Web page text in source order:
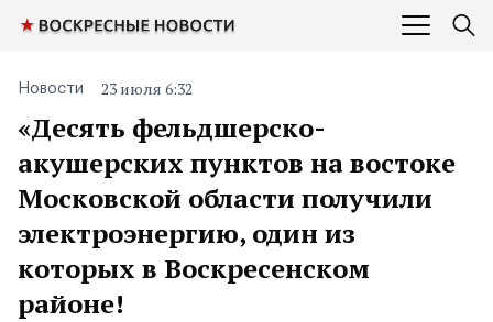
«Десять фельдшерско-
акушерских пунктов на востоке
Московской области получили
электроэнергию, один из
которых в Воскресенском
районе!
Новости 23 июля 6:32